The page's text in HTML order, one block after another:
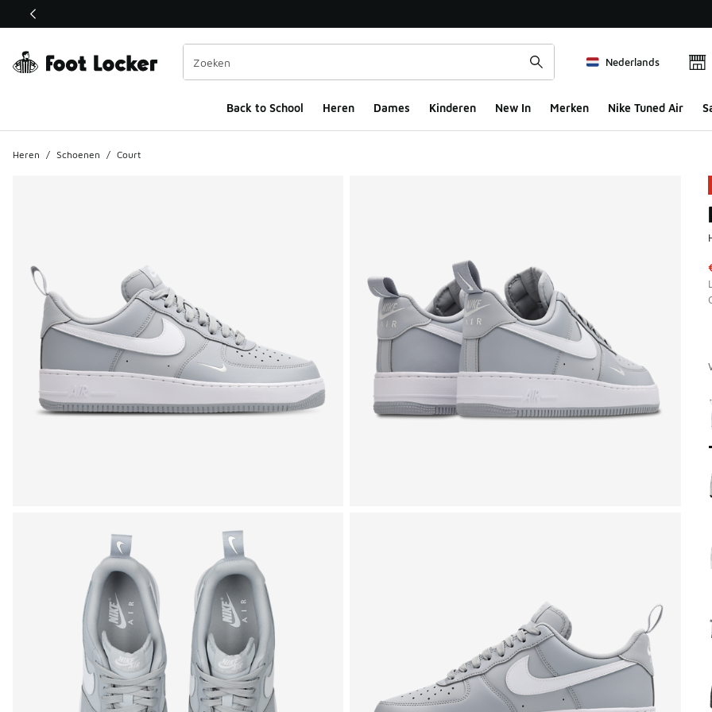
Deze link wordt geopend in een nieuw venster
Nederlands
Back to School Heren Dames Kinderen New In Merken Nike Tuned Air
Heren / Schoenen / Court